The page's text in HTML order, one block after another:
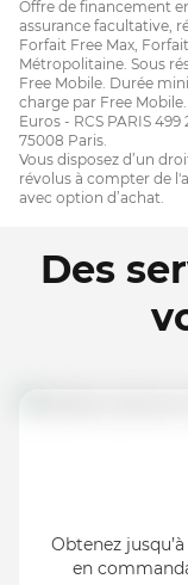
Offre de financement
assurance facultative,
Forfait Free Max,
Métropolitaine. Sous
Free Mobile. Durée
charge par Free
Euros - RCS PARIS 499
75008 Paris.
Vous disposez d’un
révolus à compter de
avec option d’achat.
Des
Obtenez
en